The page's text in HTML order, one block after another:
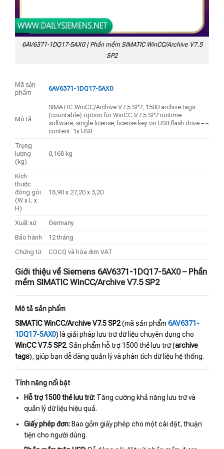
6AV6371-1DQ17-5AX0 | Phần mềm SIMATIC WinCC/Archive V7.5
SP2
Mã sản
phẩm
6AV6371-1DQ17-5AX0
Mô tả
SIMATIC WinCC/Archive V7.5 SP2, 1500 archive tags
(countable) option for WinCC V7.5 SP2 runtime
software, single license, license key on USB flash drive – –
content: 1x USB
Trọng
lượng
(kg)
0,168 kg
Kích
thước
đóng gói
(W x L x
H)
18,90 x 27,20 x 3,20
Xuất xứ
Germany
Bảo hành
12 tháng
Chứng từ
COCQ và hóa đơn VAT
Giới thiệu về Siemens 6AV6371-1DQ17-5AX0 – Phần
mềm SIMATIC WinCC/Archive V7.5 SP2
Mô tả sản phẩm
SIMATIC WinCC/Archive V7.5 SP2(mã sản phẩm 6AV6371-
1DQ17-5AX0) là giải pháp lưu trữ dữ liệu chuyên dụng cho
WinCC V7.5 SP2. Sản phẩm hỗ trợ 1500 thẻ lưu trữ (archive
tags), giúp bạn dễ dàng quản lý và phân tích dữ liệu hệ thống.
Tính năng nổi bật
Hỗ trợ 1500 thẻ lưu trữ: Tăng cường khả năng lưu trữ và
quản lý dữ liệu hiệu quả.
Giấy phép đơn: Bao gồm giấy phép cho một cài đặt, thuận
tiện cho người dùng.